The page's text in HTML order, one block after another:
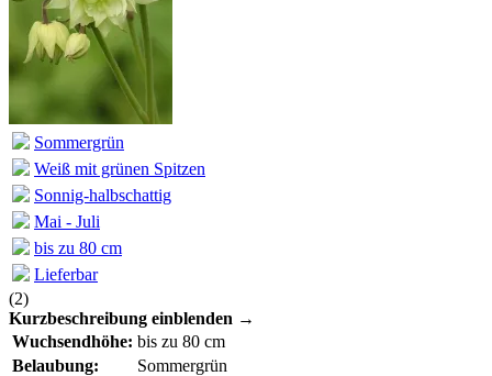
Sommergrün
Weiß mit grünen Spitzen
Sonnig-halbschattig
Mai - Juli
bis zu 80 cm
Lieferbar
(2)
Kurzbeschreibung einblenden →
Wuchsendhöhe: bis zu 80 cm
Belaubung:
Sommergrün